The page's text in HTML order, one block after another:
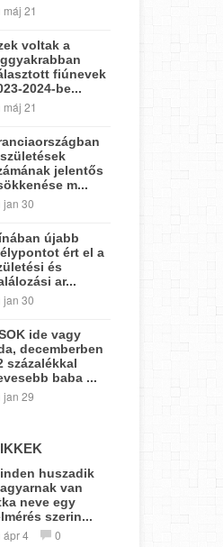
máj 21
voltak a
fiúnevek
2024-be...
máj 21
jelentős
m...
jan 30
újabb
ért el a
és
ar...
jan 30
ide vagy
decemberben
százalékkal
baba ...
jan 29
huszadik
van
neve egy
szerin...
ápr 4 0